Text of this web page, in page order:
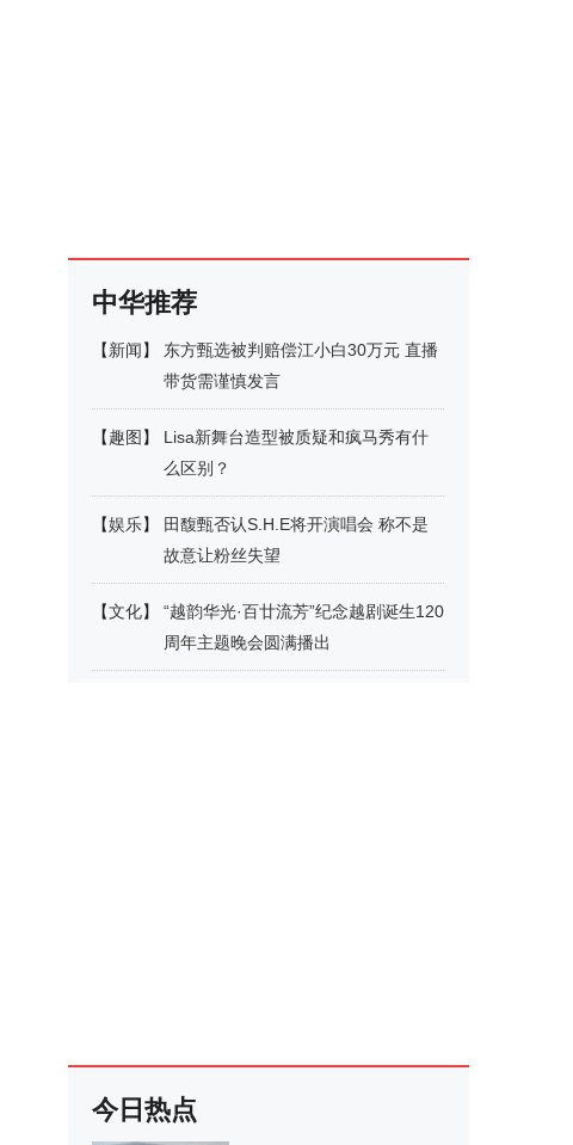
中华推荐
【新闻】
东方甄选被判赔偿江小白30万元 直播
带货需谨慎发言
【趣图 】
Lisa新舞台造型被质疑和疯马秀有什
么区别？
【娱乐】
田馥甄否认S.H.E将开演唱会 称不是
故意让粉丝失望
【文化】
“越韵华光·百廿流芳”纪念越剧诞生120
周年主题晚会圆满播出
今日热点